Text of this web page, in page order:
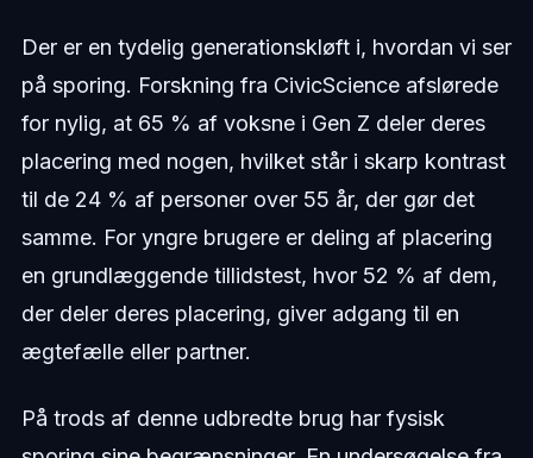
Der er en tydelig generationskløft i, hvordan vi ser
på sporing. Forskning fra CivicScience afslørede
for nylig, at 65 % af voksne i Gen Z deler deres
placering med nogen, hvilket står i skarp kontrast
til de 24 % af personer over 55 år, der gør det
samme. For yngre brugere er deling af placering
en grundlæggende tillidstest, hvor 52 % af dem,
der deler deres placering, giver adgang til en
ægtefælle eller partner.
På trods af denne udbredte brug har fysisk